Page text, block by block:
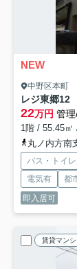
NEW
中野区本町
レジ東郷12
22万円 管
1階 / 55.45㎡
丸ノ内方南
バス・トイレ
電気有
都
即入居可
賃貸マンシ